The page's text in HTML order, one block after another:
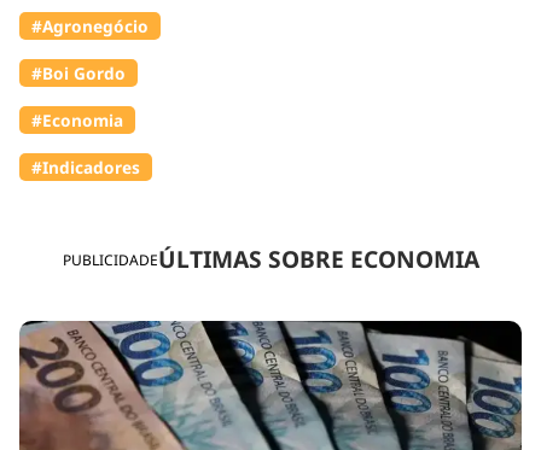
PUBLICIDADEÚLTIMAS SOBRE ECONOMIA
#Agronegócio
#Boi Gordo
#Economia
#Indicadores